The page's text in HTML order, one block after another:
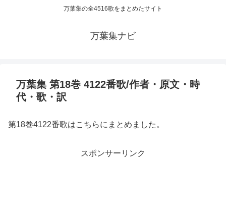
万葉集の全4516歌をまとめたサイト
万葉集ナビ
万葉集 第18巻 4122番歌/作者・原文・時
代・歌・訳
第18巻4122番歌はこちらにまとめました。
スポンサーリンク